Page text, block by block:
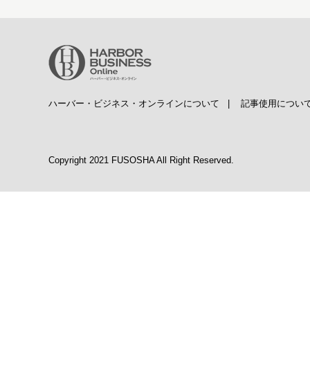
ハーバー・ビジネス・オンラインについて 記事使用につい
Copyright 2021 FUSOSHA All Right Reserved.